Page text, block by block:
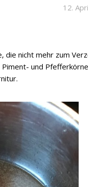
12.
die nicht mehr zum
und